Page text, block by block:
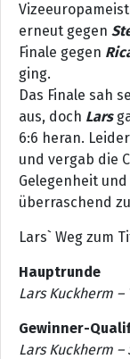
erneut gegen
Finale gegen
ging.
Das Finale sah
aus, doch Lars
6:6 heran.
und vergab die
Gelegenheit
überraschend
Lars` Weg zum
Hauptrunde
Lars Kuckherm –
Gewinner-
Lars Kuckherm –